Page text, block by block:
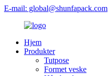
E-mail: global@shunfapack.com
Hjem
Produkter
Tutpose
Formet veske